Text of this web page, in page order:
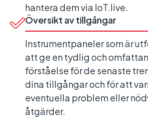
hantera dem via IoT.live.
Översikt av tillgångar
Instrumentpaneler som är
att ge en tydlig och
förståelse för de senaste
dina tillgångar och för att
eventuella problem eller
åtgärder.